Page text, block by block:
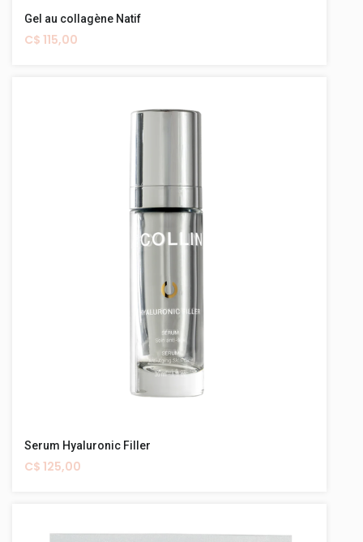
Gel au collagène Natif
C$ 115,00
Serum Hyaluronic Filler
C$ 125,00